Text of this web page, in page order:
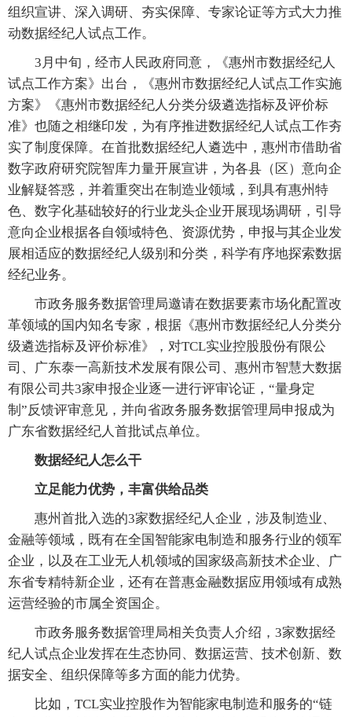
组织宣讲、深入调研、夯实保障、专家论证等方式大力推
动数据经纪人试点工作。
3月中旬，经市人民政府同意，《惠州市数据经纪人
试点工作方案》出台，《惠州市数据经纪人试点工作实施
方案》《惠州市数据经纪人分类分级遴选指标及评价标
准》也随之相继印发，为有序推进数据经纪人试点工作夯
实了制度保障。在首批数据经纪人遴选中，惠州市借助省
数字政府研究院智库力量开展宣讲，为各县（区）意向企
业解疑答惑，并着重突出在制造业领域，到具有惠州特
色、数字化基础较好的行业龙头企业开展现场调研，引导
意向企业根据各自领域特色、资源优势，申报与其企业发
展相适应的数据经纪人级别和分类，科学有序地探索数据
经纪业务。
市政务服务数据管理局邀请在数据要素市场化配置改
革领域的国内知名专家，根据《惠州市数据经纪人分类分
级遴选指标及评价标准》，对TCL实业控股股份有限公
司、广东泰一高新技术发展有限公司、惠州市智慧大数据
有限公司共3家申报企业逐一进行评审论证，“量身定
制”反馈评审意见，并向省政务服务数据管理局申报成为
广东省数据经纪人首批试点单位。
数据经纪人怎么干
立足能力优势，丰富供给品类
惠州首批入选的3家数据经纪人企业，涉及制造业、
金融等领域，既有在全国智能家电制造和服务行业的领军
企业，以及在工业无人机领域的国家级高新技术企业、广
东省专精特新企业，还有在普惠金融数据应用领域有成熟
运营经验的市属全资国企。
市政务服务数据管理局相关负责人介绍，3家数据经
纪人试点企业发挥在生态协同、数据运营、技术创新、数
据安全、组织保障等多方面的能力优势。
比如，TCL实业控股作为智能家电制造和服务的“链